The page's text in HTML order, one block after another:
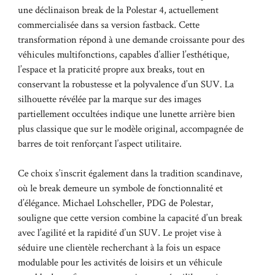
une déclinaison break de la Polestar 4, actuellement
commercialisée dans sa version fastback. Cette
transformation répond à une demande croissante pour des
véhicules multifonctions, capables d’allier l’esthétique,
l’espace et la praticité propre aux breaks, tout en
conservant la robustesse et la polyvalence d’un SUV. La
silhouette révélée par la marque sur des images
partiellement occultées indique une lunette arrière bien
plus classique que sur le modèle original, accompagnée de
barres de toit renforçant l’aspect utilitaire.
Ce choix s’inscrit également dans la tradition scandinave,
où le break demeure un symbole de fonctionnalité et
d’élégance. Michael Lohscheller, PDG de Polestar,
souligne que cette version combine la capacité d’un break
avec l’agilité et la rapidité d’un SUV. Le projet vise à
séduire une clientèle recherchant à la fois un espace
modulable pour les activités de loisirs et un véhicule